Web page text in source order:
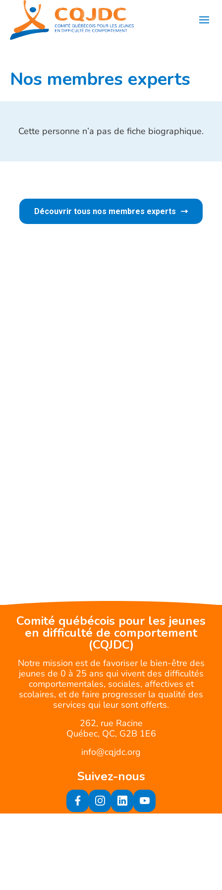
contenu
Nos membres experts
Cette personne n’a pas de fiche biographique.
Découvrir tous nos membres experts
Comité québécois pour les jeunes
en difficulté de comportement
(CQJDC)
Notre mission est de favoriser le bien-être des
jeunes de 0 à 25 ans qui vivent des difficultés
comportementales, sociales, affectives et
scolaires, et de faire progresser la qualité des
services qui leur sont offerts.
262, rue Racine
Québec, QC, G2B 1E6
info@cqjdc.org
Suivez-nous